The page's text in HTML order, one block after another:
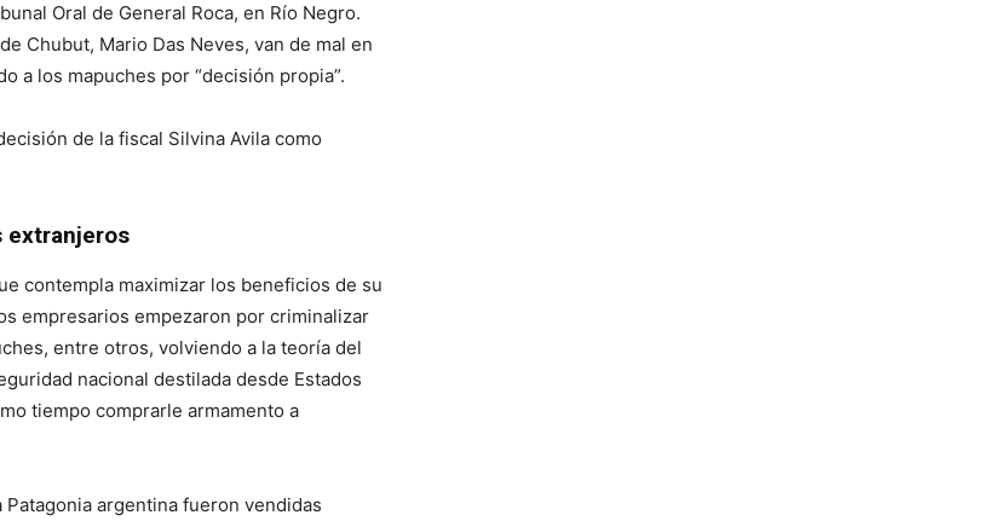
Oral de General Roca, en Río Negro.
Chubut, Mario Das Neves, van de mal en
a los mapuches por “decisión propia”.
de la fiscal Silvina Avila como
extranjeros
contempla maximizar los beneficios de su
empresarios empezaron por criminalizar
entre otros, volviendo a la teoría del
nacional destilada desde Estados
tiempo comprarle armamento a
argentina fueron vendidas